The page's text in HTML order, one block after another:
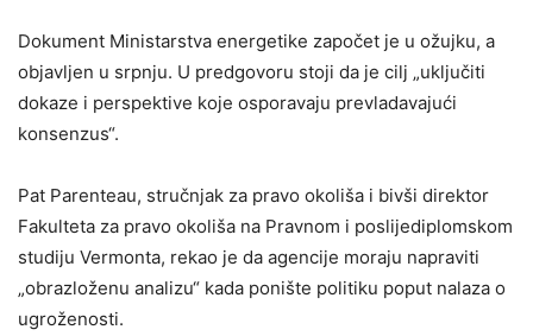
Dokument Ministarstva energetike započet je u ožujku, a
objavljen u srpnju. U predgovoru stoji da je cilj „uključiti
dokaze i perspektive koje osporavaju prevladavajući
konsenzus“.
Pat Parenteau, stručnjak za pravo okoliša i bivši direktor
Fakulteta za pravo okoliša na Pravnom i poslijediplomskom
studiju Vermonta, rekao je da agencije moraju napraviti
„obrazloženu analizu“ kada ponište politiku poput nalaza o
ugroženosti.